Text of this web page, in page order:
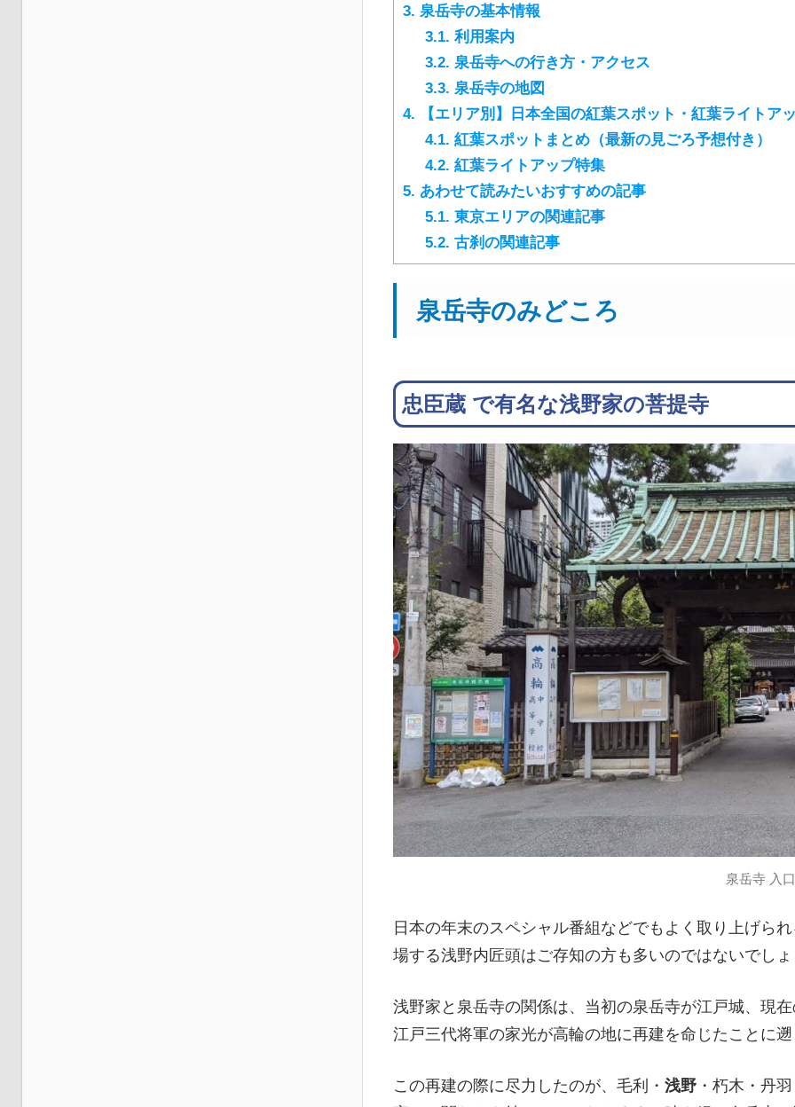
3. 泉岳寺の基本情報
3.1. 利用案内
3.2. 泉岳寺への行き方・アクセス
3.3. 泉岳寺の地図
4. 【エリア別】日本全国の紅葉スポット・紅葉ライトア
4.1. 紅葉スポットまとめ（最新の見ごろ予想付き）
4.2. 紅葉ライトアップ特集
5. あわせて読みたいおすすめの記事
5.1. 東京エリアの関連記事
5.2. 古刹の関連記事
泉岳寺のみどころ
忠臣蔵 で有名な浅野家の菩提寺
泉岳寺 入口
日本の年末のスペシャル番組などでもよく取り上げら
場する浅野内匠頭はご存知の方も多いのではないでし
浅野家と泉岳寺の関係は、当初の泉岳寺が江戸城、現
江戸三代将軍の家光が高輪の地に再建を命じたことに
この再建の際に尽力したのが、毛利・ 浅野・朽木・丹